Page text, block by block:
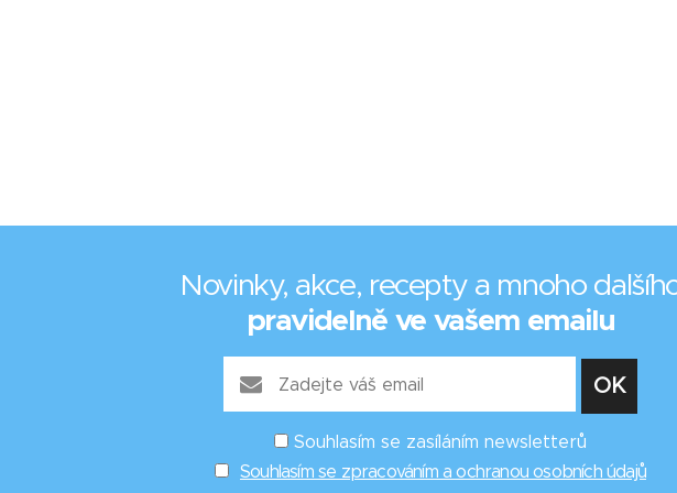
Novinky, akce, recepty a mnoho
pravidelně ve vašem emailu
Souhlasím se zasíláním newsletterů
Souhlasím se zpracováním a ochranou osobních údajů